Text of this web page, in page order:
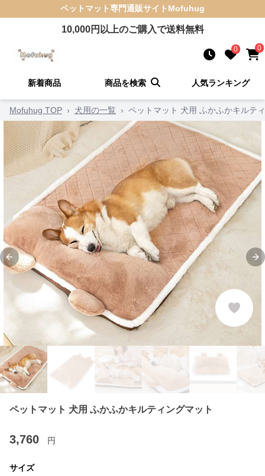
ペットマット専門通販サイト Mofuhug
10,000円以上のご購入で送料無料
0 0
新着商品 商品を検索 人気ランキング
Mofuhug TOP › 犬用の一覧 › ペットマット 犬用 ふかふかキルテ
Previous slide
ペットマット 犬用 ふかふかキルティングマット
3,760 円
サイズ